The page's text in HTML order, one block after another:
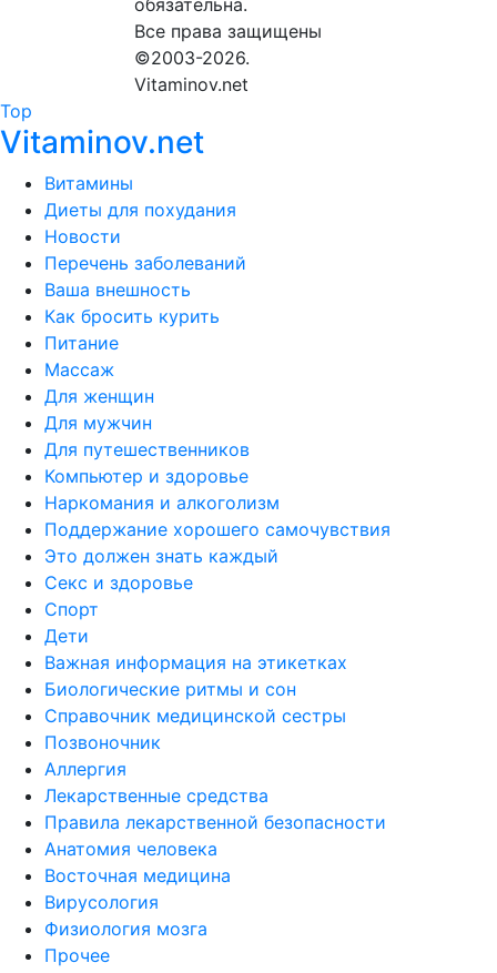
Все права защищены
©2003-2026.
Vitaminov.net
Top
Vitaminov.net
Витамины
Диеты для похудания
Новости
Перечень заболеваний
Ваша внешность
Как бросить курить
Питание
Массаж
Для женщин
Для мужчин
Для путешественников
Компьютер и здоровье
Наркомания и алкоголизм
Поддержание хорошего самочувствия
Это должен знать каждый
Секс и здоровье
Спорт
Дети
Важная информация на этикетках
Биологические ритмы и сон
Справочник медицинской сестры
Позвоночник
Аллергия
Лекарственные средства
Правила лекарственной безопасности
Aнатомия человека
Восточная медицина
Вирусология
Физиология мозга
Прочее